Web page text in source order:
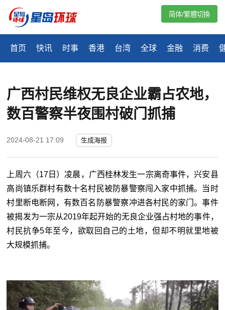
首页 快讯 时事 香港 台湾 全球 金融 消费
简体/繁體切換
广西村民维权无良企业霸占农地，
数百警察半夜围村破门抓捕
2024-08-21 17:09 生成海报
上周六（17日）凌晨，广西桂林发生一宗离奇事件，兴安县
高尚镇乐群村有数十名村民被防暴警察闯入家中抓捕。当时
村里断电断网，有数百名防暴警察冲进各村民的家门。事件
被揭发为一宗从2019年起开始的无良企业强占村地的事件，
村民抗争5年至今，欲取回自己的土地，但却不明就里地被
大规模抓捕。